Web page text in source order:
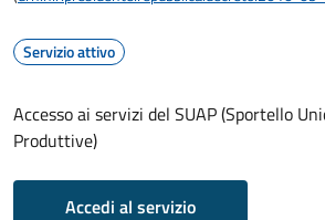
Servizio attivo
Accesso ai servizi del SUAP (Sportello
Produttive)
Accedi al servizio